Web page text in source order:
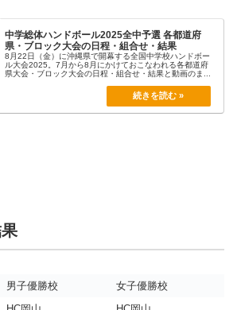
中学総体ハンドボール2025全中予選 各都道府
県・ブロック大会の日程・組合せ・結果
8月22日（金）に沖縄県で開幕する全国中学校ハンドボー
ル大会2025。7月から8月にかけておこなわれる各都道府
県大会・ブロック大会の日程・組合せ・結果と動画のま...
男子優勝校
女子優勝校